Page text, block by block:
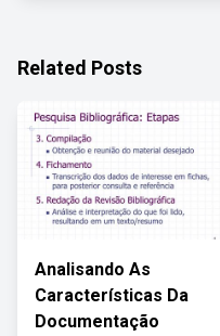
Related Posts
Analisando As
Características Da
Documentação